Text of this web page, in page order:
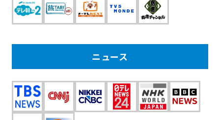
ニュース